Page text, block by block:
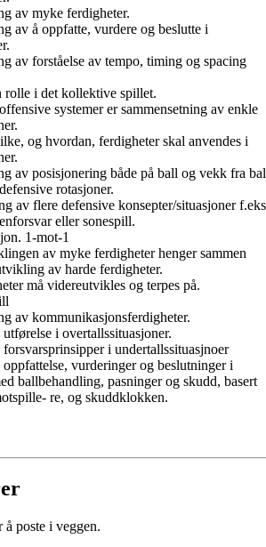
av myke ferdigheter.
av å oppfatte, vurdere og beslutte i
av forståelse av tempo, timing og spacing
rolle i det kollektive spillet.
systemer er sammensetning av enkle
og hvordan, ferdigheter skal anvendes i
av posisjonering både på ball og vekk fra
rotasjoner.
av flere defensive konsepter/situasjoner
eller sonespill.
1-mot-1
av myke ferdigheter henger sammen
av harde ferdigheter.
må videreutvikles og terpes på.
av kommunikasjonsferdigheter.
i overtallssituasjoner.
i undertallssituasjnoer
vurderinger og beslutninger i
ballbehandling, pasninger og skudd, basert
re, og skuddklokken.
poste i veggen.